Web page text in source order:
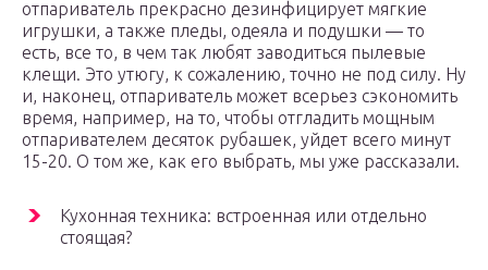
отпариватель прекрасно дезинфицирует мягкие
игрушки, а также пледы, одеяла и подушки — то
есть, все то, в чем так любят заводиться пылевые
клещи. Это утюгу, к сожалению, точно не под силу. Ну
и, наконец, отпариватель может всерьез сэкономить
время, например, на то, чтобы отгладить мощным
отпаривателем десяток рубашек, уйдет всего минут
15-20. О том же, как его выбрать, мы уже рассказали.
Кухонная техника: встроенная или отдельно
стоящая?